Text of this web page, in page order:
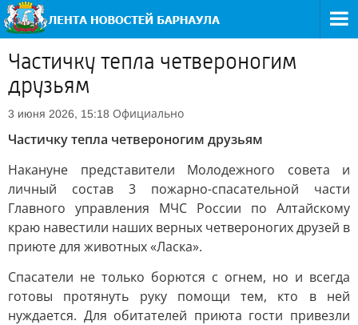
Частичку тепла четвероногим
друзьям
3 июня 2026, 15:18 Официально
Частичку тепла четвероногим друзьям
Накануне представители Молодежного совета и
личный состав 3 пожарно-спасательной части
Главного управления МЧС России по Алтайскому
краю навестили наших верных четвероногих друзей в
приюте для животных «Ласка».
Спасатели не только борются с огнем, но и всегда
готовы протянуть руку помощи тем, кто в ней
нуждается. Для обитателей приюта гости привезли